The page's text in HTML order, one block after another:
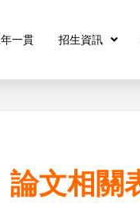
一貫 招生資訊
論文相關